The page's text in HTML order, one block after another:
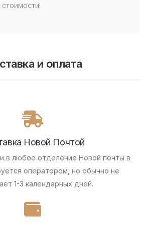
и оплата
Новой Почтой
в любое отделение Новой почты в
оператором, но обычно не
1-3 календарных дней.